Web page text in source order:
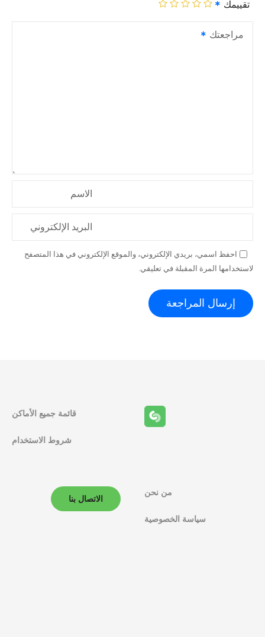
تقييمك
مراجعتك
الاسم
البريد الإلكتروني
احفظ اسمي، بريدي الإلكتروني، والموقع الإلكتروني في هذا المتصفح
لاستخدامها المرة المقبلة في تعليقي.
قائمة جميع الأماكن
شروط الاستخدام
من نحن
سياسة الخصوصية
الاتصال بنا